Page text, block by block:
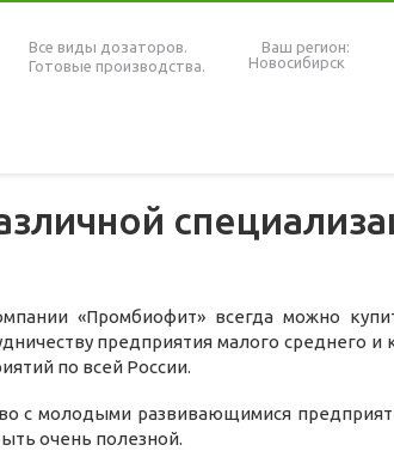
Все виды дозаторов.
Готовые производства.
Ваш регион:
Новосибирск
«Промбиофит» всегда можно
предприятия малого среднего
по всей России.
с молодыми развивающимися
очень полезной.